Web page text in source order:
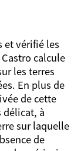
et vérifié les
calcule
les terres
En plus de
de cette
à
sur laquelle
de